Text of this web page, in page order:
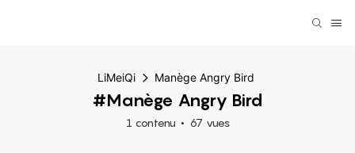
LiMeiQi Manège Angry Bird
#Manège Angry Bird
1 contenu 67 vues